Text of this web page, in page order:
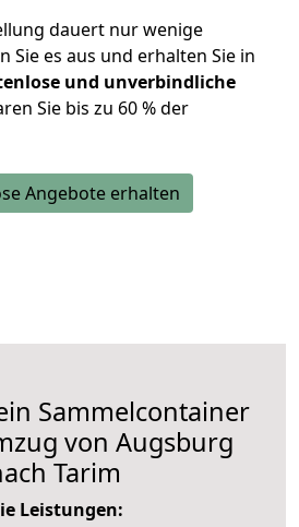
dauert nur wenige
Sie es aus und erhalten Sie in
und unverbindliche
Sie bis zu 60 % der
Angebote erhalten
Sammelcontainer
von Augsburg
Tarim
Leistungen: